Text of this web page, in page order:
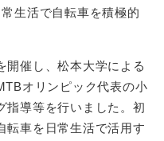
生活で自転車を積極的
催し、松本大学による
オリンピック代表の小
指導等を行いました。初
転車を日常生活で活用す